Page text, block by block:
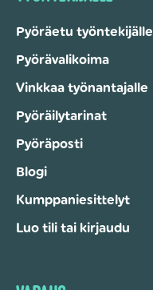
Pyöräetu työntekijälle
Pyörävalikoima
Vinkkaa työnantajalle
Pyöräilytarinat
Pyöräposti
Blogi
Kumppaniesittelyt
Luo tili tai kirjaudu